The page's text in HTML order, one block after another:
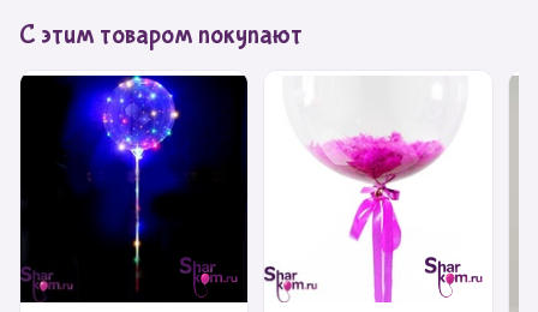
С этим товаром покупают